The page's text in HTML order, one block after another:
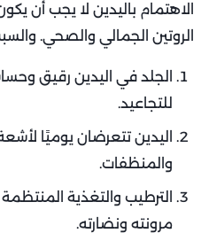
الاهتمام باليدين لا يجب أن
الروتين الجمالي والصحي.
الجلد في اليدين رقيق
للتجاعيد.
اليدين تتعرضان يوميًا
والمنظفات.
الترطيب والتغذية
مرونته ونضارته.